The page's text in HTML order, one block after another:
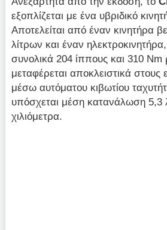
εξοπλίζεται με ένα υβριδικό
Αποτελείται από έναν κινητήρα
λίτρων και έναν
συνολικά 204 ίππους και 310
μεταφέρεται αποκλειστικά στους
μέσω αυτόματου κιβωτίου
υπόσχεται μέση κατανάλωση 5,3
χιλιόμετρα.